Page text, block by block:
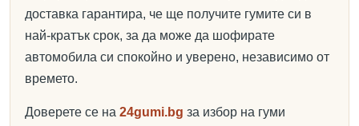
доставка гарантира, че ще получите гумите си в
най-кратък срок, за да може да шофирате
автомобила си спокойно и уверено, независимо от
времето.
Доверете се на 24gumi.bg за избор на гуми